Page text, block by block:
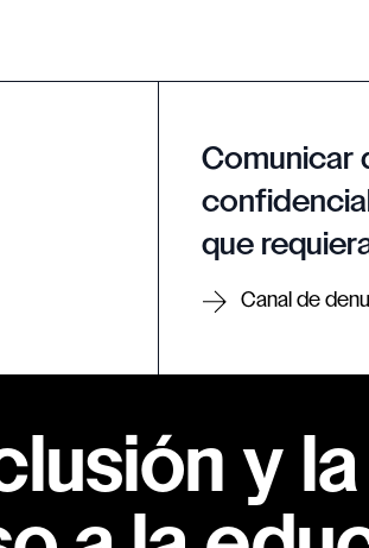
Comunicar
que
Canal de
y